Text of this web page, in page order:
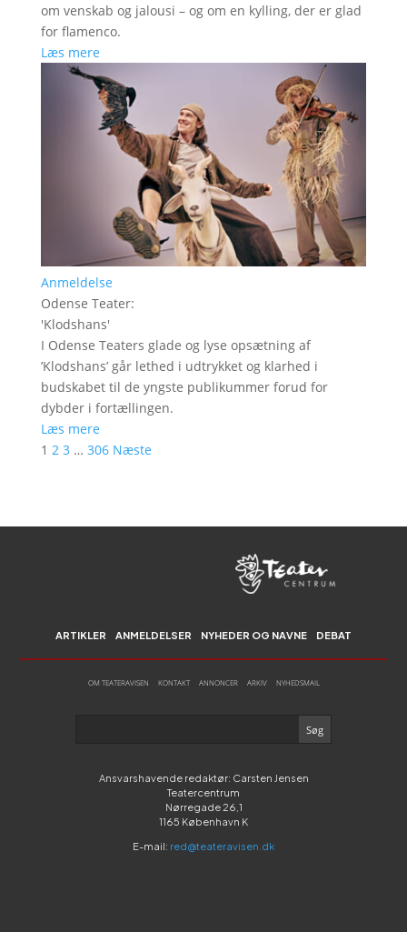
om venskab og jalousi – og om en kylling, der er glad
for flamenco.
Læs mere
Anmeldelse
Odense Teater:
'Klodshans'
I Odense Teaters glade og lyse opsætning af
’Klodshans’ går lethed i udtrykket og klarhed i
budskabet til de yngste publikummer forud for
dybder i fortællingen.
Læs mere
1 2 3 … 306 Næste
ARTIKLER ANMELDELSER NYHEDER OG NAVNE DEBAT
OM TEATERAVISEN KONTAKT ANNONCER ARKIV NYHEDSMAIL
Ansvarshavende redaktør: Carsten Jensen
Teatercentrum
Nørregade 26,1
1165 København K
E-mail: red@teateravisen.dk